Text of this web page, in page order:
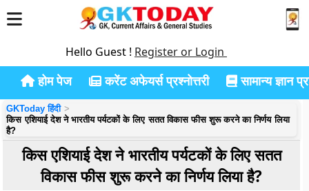
Hello Guest ! Register or Login
होम पेज करेंट अफेयर्स प्रश्नोत्तरी सामान्य ज्ञान
GKToday हिंदी
किस एशियाई देश ने भारतीय पर्यटकों के लिए सतत विकास फीस शुरू करने का निर्णय लिया
है?
किस एशियाई देश ने भारतीय पर्यटकों के लिए सतत
विकास फीस शुरू करने का निर्णय लिया है?